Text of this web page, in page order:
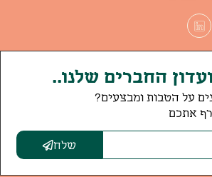
החברים שלנו..
על הטבות ומבצעים?
אתכם
שלח